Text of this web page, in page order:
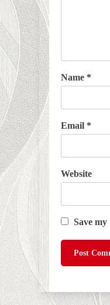
Name *
Email *
Website
Save